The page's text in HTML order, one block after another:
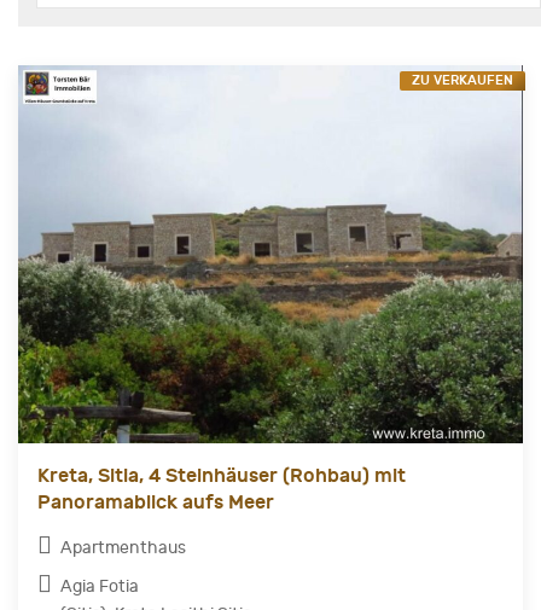
Kreta, Sitia, 4 Steinhäuser (Rohbau) mit
Panoramablick aufs Meer
Apartmenthaus
Agia Fotia
ZU VERKAUFEN